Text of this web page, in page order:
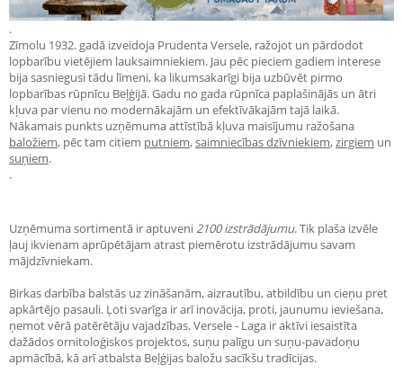
.
Zīmolu 1932. gadā izveidoja Prudenta Versele, ražojot un pārdodot
lopbarību vietējiem lauksaimniekiem. Jau pēc pieciem gadiem interese
bija sasniegusi tādu līmeni, ka likumsakarīgi bija uzbūvēt pirmo
lopbarības rūpnīcu Beļģijā. Gadu no gada rūpnīca paplašinājās un ātri
kļuva par vienu no modernākajām un efektīvākajām tajā laikā.
Nākamais punkts uzņēmuma attīstībā kļuva maisījumu ražošana
baložiem, pēc tam citiem putniem,saimniecības dzīvniekiem,zirgiem un
suņiem.
.
Uzņēmuma sortimentā ir aptuveni2100 izstrādājumu. Tik plaša izvēle
ļauj ikvienam aprūpētājam atrast piemērotu izstrādājumu savam
mājdzīvniekam.
Birkas darbība balstās uz zināšanām, aizrautību, atbildību un cieņu pret
apkārtējo pasauli. Ļoti svarīga ir arī inovācija, proti, jaunumu ieviešana,
ņemot vērā patērētāju vajadzības.Versele - Laga ir aktīvi iesaistīta
dažādos ornitoloģiskos projektos, suņu palīgu un suņu-pavadoņu
apmācībā, kā arī atbalsta Beļģijas baložu sacīkšu tradīcijas.